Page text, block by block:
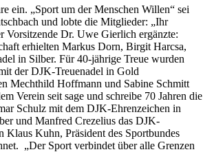
ein. „Sport um der Menschen Willen“ sei
und lobte die Mitglieder: „Ihr
Vorsitzende Dr. Uwe Gierlich ergänzte:
erhielten Markus Dorn, Birgit Harcsa,
in Silber. Für 40-jährige Treue wurden
der DJK-Treuenadel in Gold
Mechthild Hoffmann und Sabine Schmitt
Verein seit sage und schreibe 70 Jahren die
Schulz mit dem DJK-Ehrenzeichen in
und Manfred Crezelius das DJK-
Kuhn, Präsident des Sportbundes
„Der Sport verbindet über alle Grenzen